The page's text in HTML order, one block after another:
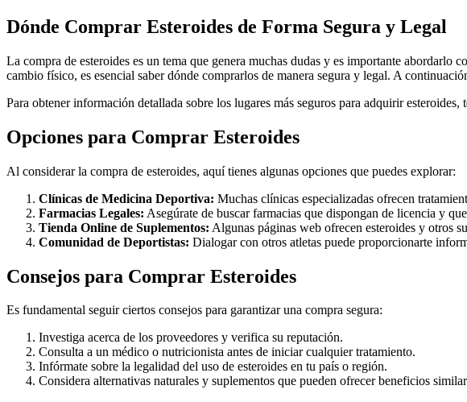
Dónde Comprar Esteroides de Forma Segura y Legal
La compra de esteroides es un tema que genera muchas dudas y es importante
cambio físico, es esencial saber dónde comprarlos de manera segura y legal. A
Para obtener información detallada sobre los lugares más seguros para adquirir
Opciones para Comprar Esteroides
Al considerar la compra de esteroides, aquí tienes algunas opciones que puedes explorar:
Clínicas de Medicina Deportiva: Muchas clínicas especializadas ofrecen
Farmacias Legales: Asegúrate de buscar farmacias que dispongan de licencia y
Tienda Online de Suplementos: Algunas páginas web ofrecen esteroides y otros
Comunidad de Deportistas: Dialogar con otros atletas puede proporcionarte
Consejos para Comprar Esteroides
Es fundamental seguir ciertos consejos para garantizar una compra segura:
Investiga acerca de los proveedores y verifica su reputación.
Consulta a un médico o nutricionista antes de iniciar cualquier tratamiento.
Infórmate sobre la legalidad del uso de esteroides en tu país o región.
Considera alternativas naturales y suplementos que pueden ofrecer beneficios